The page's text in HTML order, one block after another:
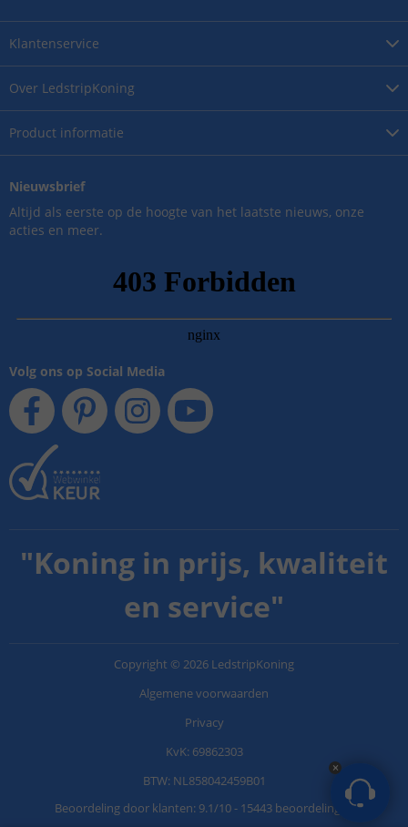
Over LedstripKoning
Product informatie
Klantenservice
Nieuwsbrief
Altijd als eerste op de hoogte van het laatste nieuws, onze
acties en meer.
Volg ons op Social Media
"Koning in prijs, kwaliteit
en service"
Copyright © 2026 LedstripKoning
Algemene voorwaarden
Privacy
KvK: 69862303
BTW: NL858042459B01
Beoordeling door klanten: 9.1/10- 15443 beoordelingen